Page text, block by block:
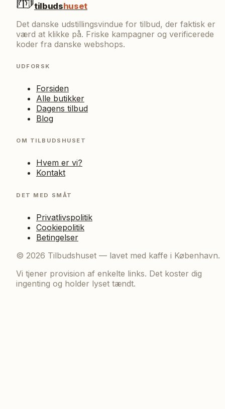
tilbudshuset
Det danske udstillingsvindue for tilbud, der faktisk er
værd at klikke på. Friske kampagner og verificerede
koder fra danske webshops.
UDFORSK
Forsiden
Alle butikker
Dagens tilbud
Blog
OM TILBUDSHUSET
Hvem er vi?
Kontakt
DET MED SMÅT
Privatlivspolitik
Cookiepolitik
Betingelser
© 2026 Tilbudshuset — lavet med kaffe i København.
Vi tjener provision af enkelte links. Det koster dig
ingenting og holder lyset tændt.